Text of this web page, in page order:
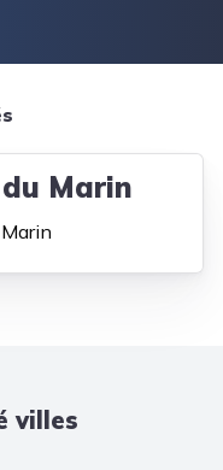
Marin
Marin
villes